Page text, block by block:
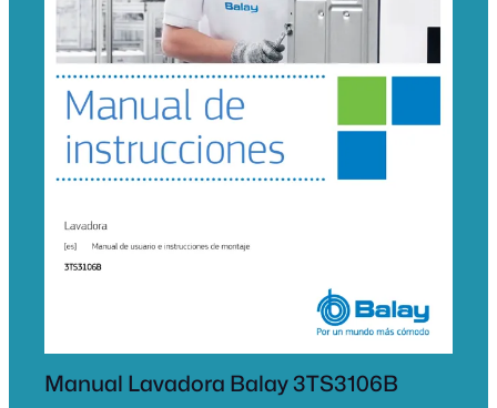
Manual Lavadora Balay 3TS3106B